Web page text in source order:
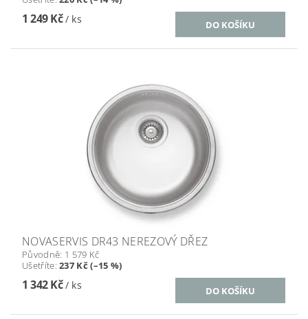
1 249 Kč/ ks
NOVASERVIS DR43 NEREZOVÝ DŘEZ
Původně: 1 579 Kč
Ušetříte:237 Kč (–15 %)
1 342 Kč/ ks